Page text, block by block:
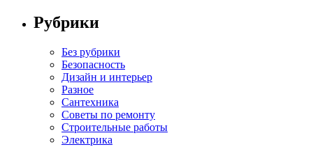
Рубрики
Без рубрики
Безопасность
Дизайн и интерьер
Разное
Сантехника
Советы по ремонту
Строительные работы
Электрика